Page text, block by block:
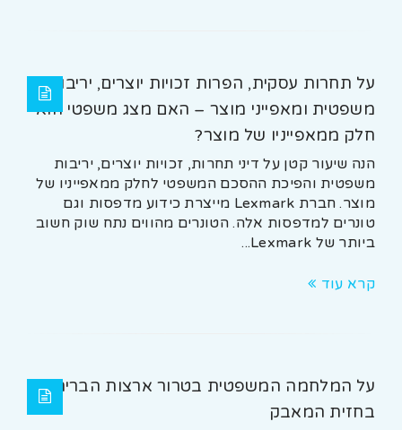
על תחרות עסקית, הפרות זכויות יוצרים, יריבות
משפטית ומאפייני מוצר – האם מצג משפטי הוא
חלק ממאפייניו של מוצר?
הנה שיעור קטן על דיני תחרות, זכויות יוצרים, יריבות
משפטית והפיכת ההסכם המשפטי לחלק ממאפייניו של
מוצר. חברת Lexmark מייצרת כידוע מדפסות וגם
טונרים למדפסות אלה. הטונרים מהווים נתח שוק חשוב
ביותר של Lexmark...
קרא עוד
על המלחמה המשפטית בטרור ארצות הברית
בחזית המאבק